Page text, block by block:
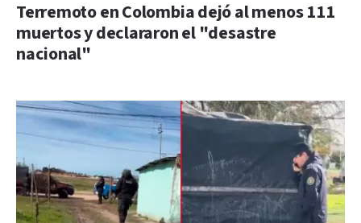
Terremoto en Colombia dejó al menos 111
muertos y declararon el "desastre
nacional"